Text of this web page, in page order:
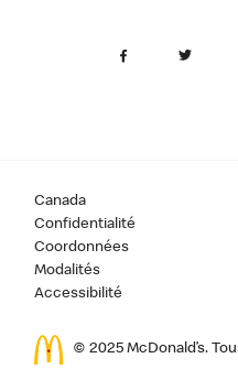
Canada
Confidentialité
Coordonnées
Modalités
Accessibilité
© 2025 McDonald’s.